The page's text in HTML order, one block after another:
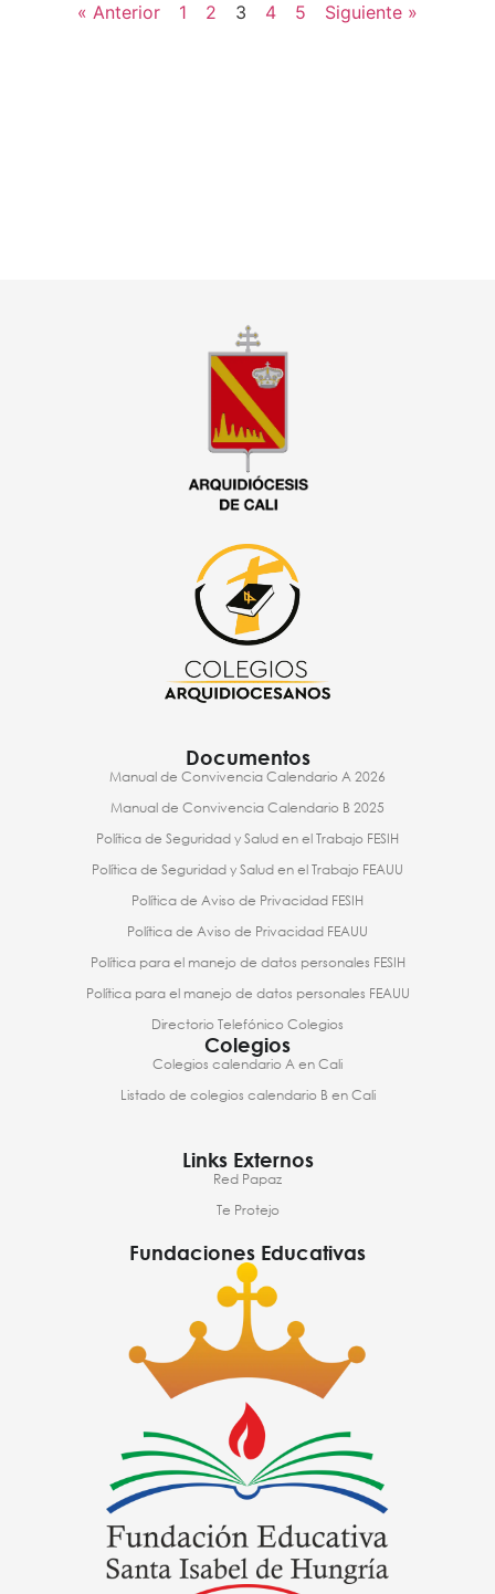
« Anterior 1 2 3 4 5 Siguiente »
Documentos
Manual de Convivencia Calendario A 2026
Manual de Convivencia Calendario B 2025
Política de Seguridad y Salud en el Trabajo FESIH
Política de Seguridad y Salud en el Trabajo FEAUU
Política de Aviso de Privacidad FESIH
Política de Aviso de Privacidad FEAUU
Política para el manejo de datos personales FESIH
Política para el manejo de datos personales FEAUU
Directorio Telefónico Colegios
Colegios
Colegios calendario A en Cali
Listado de colegios calendario B en Cali
Links Externos
Red Papaz
Te Protejo
Fundaciones Educativas